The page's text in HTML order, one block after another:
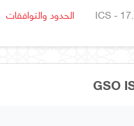
ICS -
الحدود والتوافقات